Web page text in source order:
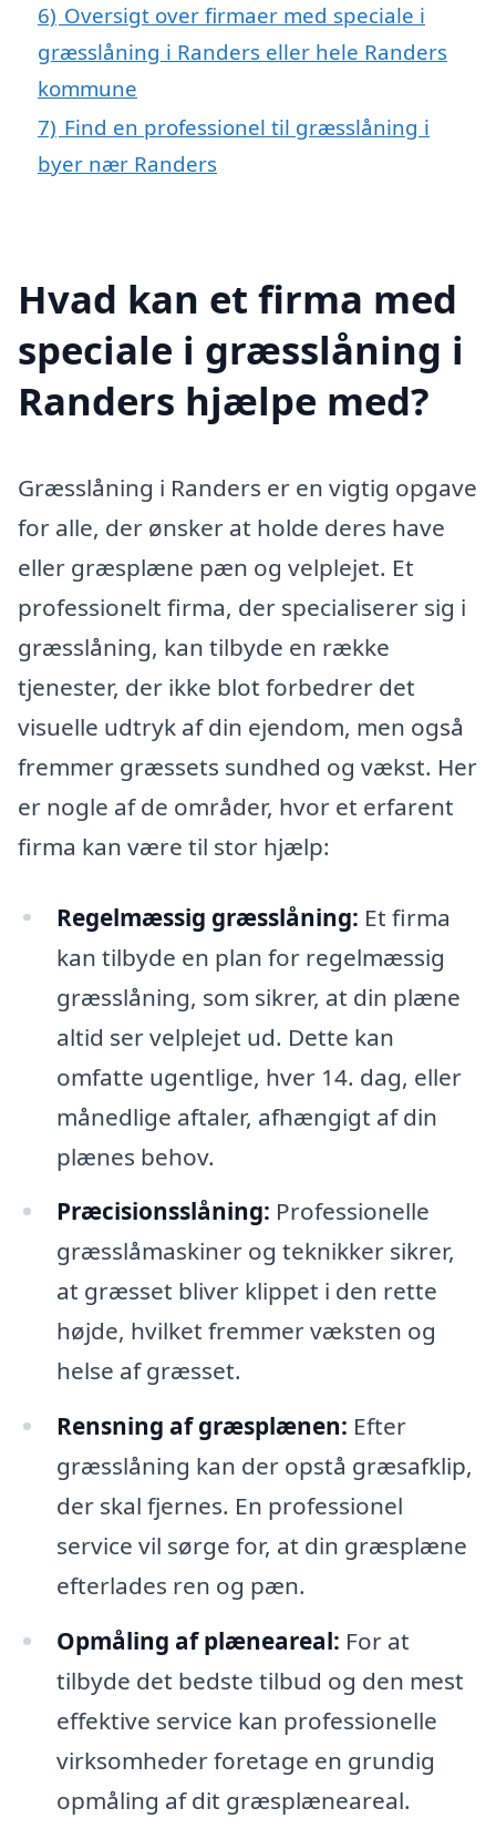
6) Oversigt over firmaer med speciale i
græsslåning i Randers eller hele Randers
kommune
7) Find en professionel til græsslåning i
byer nær Randers
Hvad kan et firma med
speciale i græsslåning i
Randers hjælpe med?
Græsslåning i Randers er en vigtig opgave
for alle, der ønsker at holde deres have
eller græsplæne pæn og velplejet. Et
professionelt firma, der specialiserer sig i
græsslåning, kan tilbyde en række
tjenester, der ikke blot forbedrer det
visuelle udtryk af din ejendom, men også
fremmer græssets sundhed og vækst. Her
er nogle af de områder, hvor et erfarent
firma kan være til stor hjælp:
Regelmæssig græsslåning: Et firma
kan tilbyde en plan for regelmæssig
græsslåning, som sikrer, at din plæne
altid ser velplejet ud. Dette kan
omfatte ugentlige, hver 14. dag, eller
månedlige aftaler, afhængigt af din
plænes behov.
Præcisionsslåning: Professionelle
græsslåmaskiner og teknikker sikrer,
at græsset bliver klippet i den rette
højde, hvilket fremmer væksten og
helse af græsset.
Rensning af græsplænen: Efter
græsslåning kan der opstå græsafklip,
der skal fjernes. En professionel
service vil sørge for, at din græsplæne
efterlades ren og pæn.
Opmåling af plæneareal: For at
tilbyde det bedste tilbud og den mest
effektive service kan professionelle
virksomheder foretage en grundig
opmåling af dit græsplæneareal.